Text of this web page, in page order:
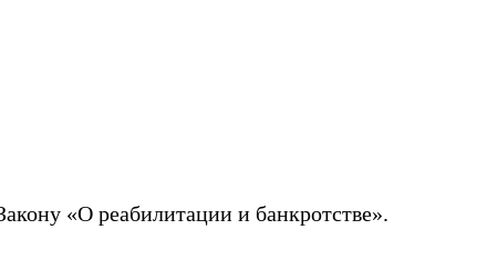
«О реабилитации и банкротстве».